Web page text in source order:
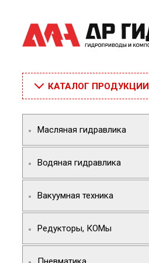
КАТАЛОГ ПРОДУКЦИИ
Масляная гидравлика
Водяная гидравлика
Вакуумная техника
Редукторы, КОМы